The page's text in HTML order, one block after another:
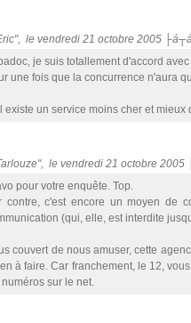
le vendredi 21 octobre 2005
je suis totallement d'accord avec
une fois que la concurrence n'aura
existe un service moins cher et
le vendredi 21 octobre 2005
pour votre enquête. Top.
contre, c'est encore un moyen de
(qui, elle, est interdite
couvert de nous amuser, cette
à faire. Car franchement, le 12,
numéros sur le net.